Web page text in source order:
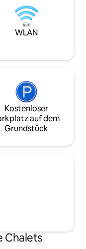
entfliehen
diejenigen, die
Urlaub suchen.
(x1) £ 20 pro
gelassen werden.
WLAN
Kostenloser
auf dem
Grundstück
Chalets